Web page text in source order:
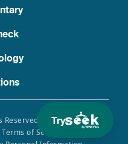
Try
Reserved. Use of this site
of Service, Privacy